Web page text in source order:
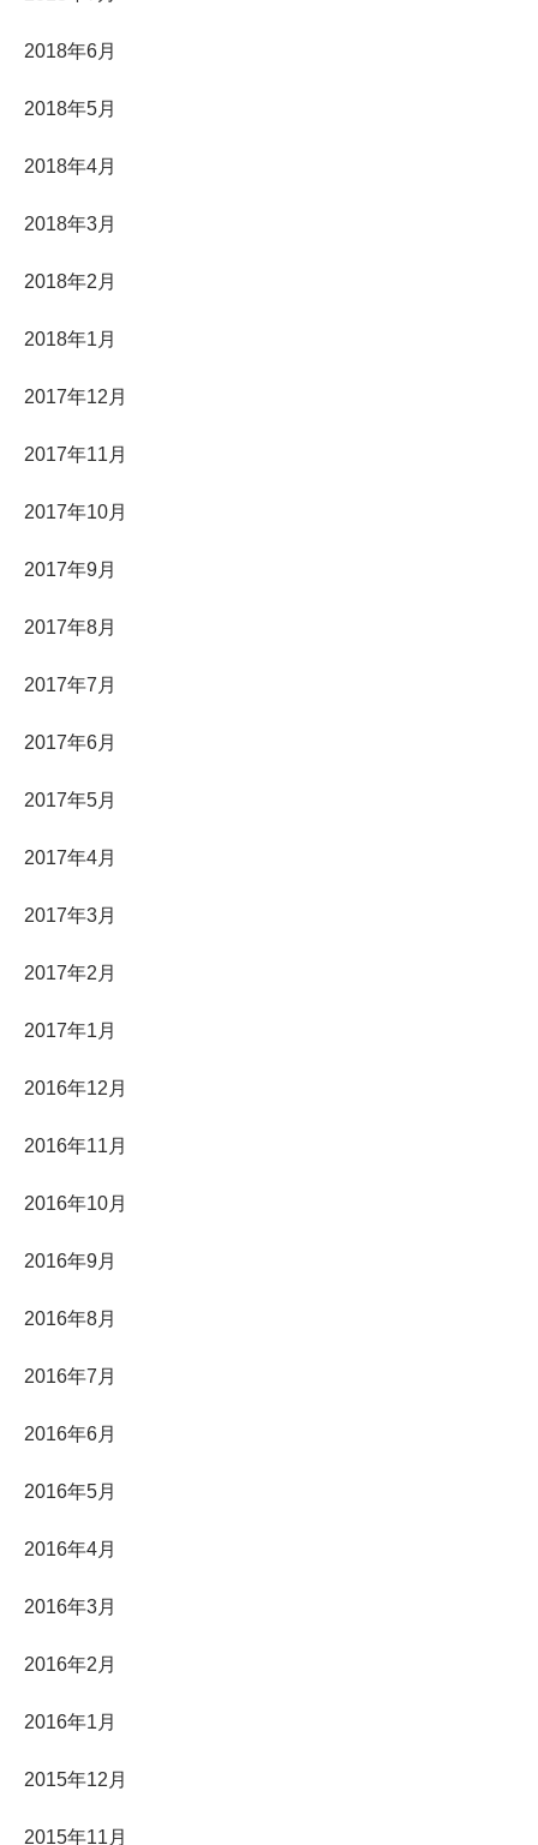
2018年6月
2018年5月
2018年4月
2018年3月
2018年2月
2018年1月
2017年12月
2017年11月
2017年10月
2017年9月
2017年8月
2017年7月
2017年6月
2017年5月
2017年4月
2017年3月
2017年2月
2017年1月
2016年12月
2016年11月
2016年10月
2016年9月
2016年8月
2016年7月
2016年6月
2016年5月
2016年4月
2016年3月
2016年2月
2016年1月
2015年12月
2015年11月